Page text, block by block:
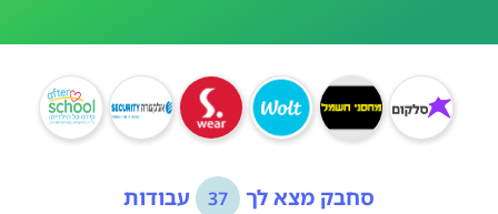
סחבק מצא לך 37 עבודות